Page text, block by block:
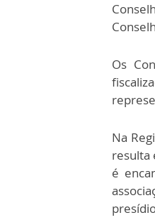
Os
Na
resulta
é